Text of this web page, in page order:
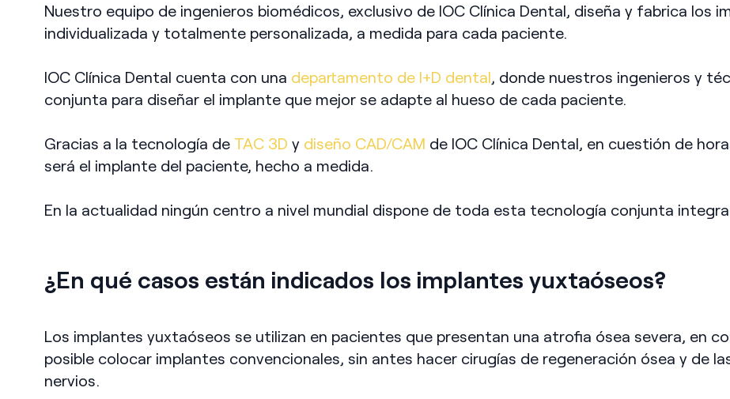
Nuestro equipo de ingenieros biomédicos, exclusivo de IOC Clínica Dental, diseña y fabrica los
individualizada y totalmente personalizada, a medida para cada paciente.
IOC Clínica Dental cuenta con una departamento de I+D dental, donde nuestros ingenieros y
conjunta para diseñar el implante que mejor se adapte al hueso de cada paciente.
Gracias a la tecnología de TAC 3D y diseño CAD/CAM de IOC Clínica Dental, en cuestión de
será el implante del paciente, hecho a medida.
En la actualidad ningún centro a nivel mundial dispone de toda esta tecnología conjunta
¿En qué casos están indicados los implantes yuxtaóseos?
Los implantes yuxtaóseos se utilizan en pacientes que presentan una atrofia ósea severa, en
posible colocar implantes convencionales, sin antes hacer cirugías de regeneración ósea y de
nervios.